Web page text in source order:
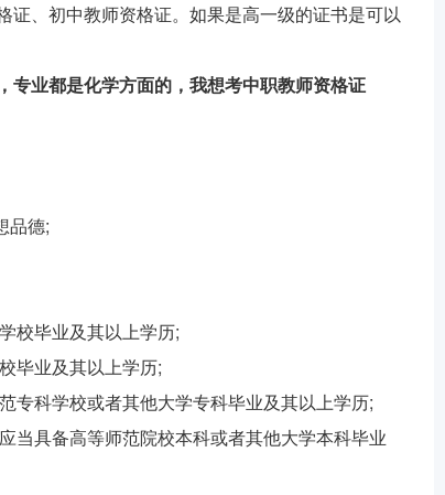
、初中教师资格证。如果是高一级的证书是可以
专业都是化学方面的，我想考中职教师资格证
品德;
校毕业及其以上学历;
毕业及其以上学历;
专科学校或者其他大学专科毕业及其以上学历;
当具备高等师范院校本科或者其他大学本科毕业